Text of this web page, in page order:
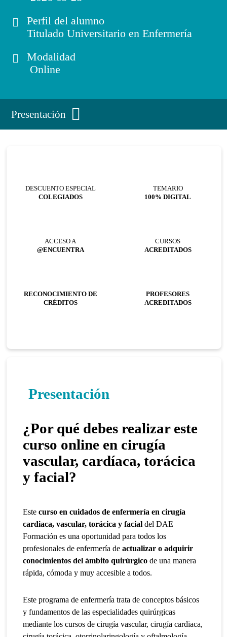
Perfil del alumno
Titulado Universitario en Enfermería
Modalidad
Online
Presentación
DESCUENTO ESPECIAL
COLEGIADOS
TEMARIO
100% DIGITAL
ACCESO A
@ENCUENTRA
CURSOS
ACREDITADOS
RECONOCIMIENTO DE
CRÉDITOS
PROFESORES
ACREDITADOS
Presentación
¿Por qué debes realizar este
curso online en cirugía
vascular, cardíaca, torácica
y facial?
Estecurso en cuidados de enfermería en cirugía
cardiaca, vascular, torácica y facial del DAE
Formación es una oportunidad para todos los
profesionales de enfermería deactualizar o adquirir
conocimientos del ámbito quirúrgicode una manera
rápida, cómoda y muy accesible a todos.
Este programa de enfermería trata de conceptos básicos
y fundamentos de las especialidades quirúrgicas
mediante los cursos de cirugía vascular, cirugía cardiaca,